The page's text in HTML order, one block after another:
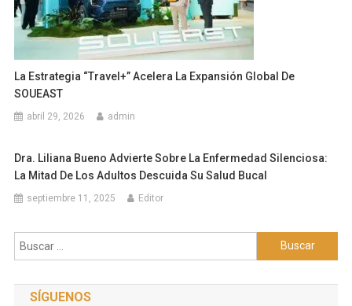
La Estrategia “Travel+” Acelera La Expansión Global De
SOUEAST
abril 29, 2026 admin
Dra. Liliana Bueno Advierte Sobre La Enfermedad Silenciosa:
La Mitad De Los Adultos Descuida Su Salud Bucal
septiembre 11, 2025 Editor
Buscar:
SÍGUENOS